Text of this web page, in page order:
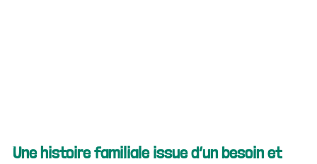
Une histoire familiale issue d’un besoin et